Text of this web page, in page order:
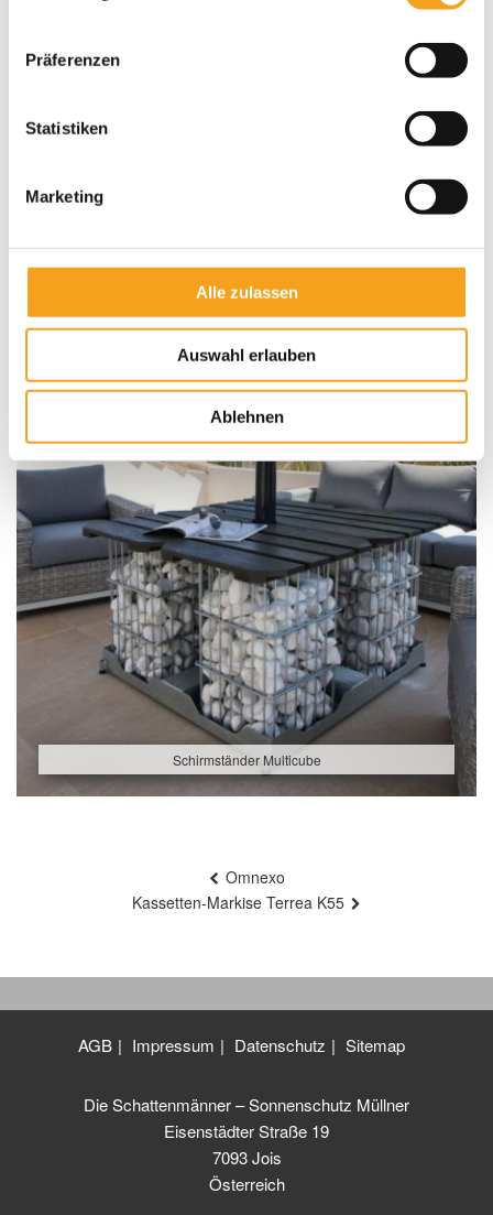
Präferenzen
Statistiken
Marketing
Alle zulassen
Auswahl erlauben
Ablehnen
Schirmständer
Regenrinnen
www.caravita.de/garantie
Das könnte Sie auch interessieren
Schirmständer Multicube
Omnexo
Kassetten-Markise Terrea K55
AGB Impressum Datenschutz Sitemap
Die Schattenmänner – Sonnenschutz Müllner
Eisenstädter Straße 19
7093 Jois
Österreich